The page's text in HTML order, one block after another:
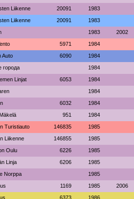
Liikenne 20091 1983
Liikenne 20091 1983
1983 2002
5971 1984
Auto 6090 1984
города 1984
Linjat 6053 1984
1984
6032 1984
951 1984
Turistiauto 146835 1985
Liikenne 146855 1985
Oulu 6226 1985
Linja 6206 1985
Norppa 1985
1169 1985 2006
6373 1986